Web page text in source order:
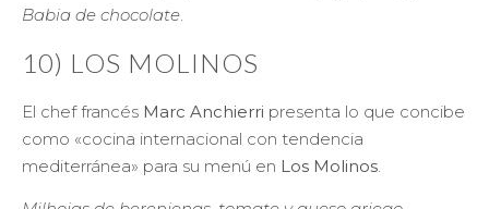
Babia de chocolate.
10) LOS MOLINOS
El chef francés Marc Anchierri presenta lo que concibe
como «cocina internacional con tendencia
mediterránea» para su menú en Los Molinos